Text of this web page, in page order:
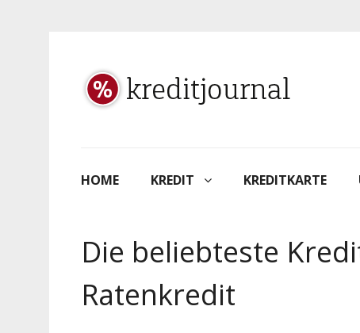
HOME KREDIT KREDITKARTE
Die beliebteste
Ratenkredit